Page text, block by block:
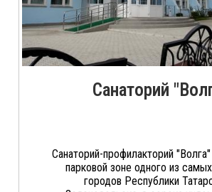
Санаторий
Санаторий-профилакторий "Волга"
парковой зоне одного из
городов Республики